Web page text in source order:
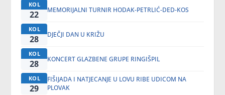
KOL
22 MEMORIJALNI TURNIR HODAK-PETRLIĆ-DED-KOS
KOL
28 DJEČJI DAN U KRIŽU
KOL
28 KONCERT GLAZBENE GRUPE RINGIŠPIL
KOL
29
FIŠIJADA I NATJECANJE U LOVU RIBE UDICOM NA
PLOVAK